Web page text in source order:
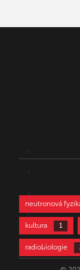
neutronová
kultura 1
radiobiologie